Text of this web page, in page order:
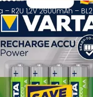
– R2U 1,2V 2600mAh – BL2